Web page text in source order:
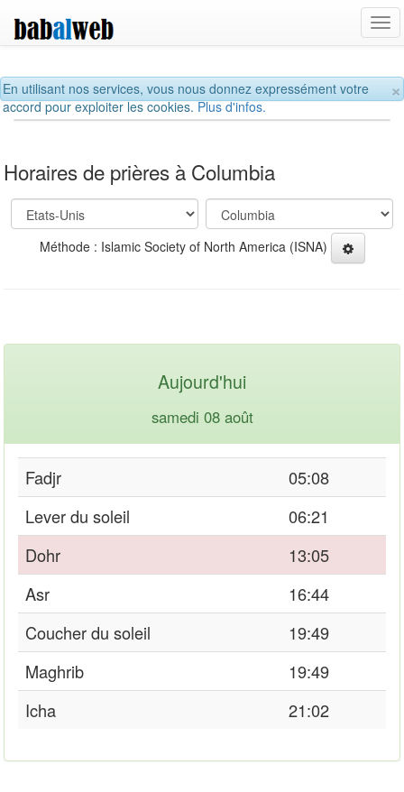
×
En utilisant nos services, vous nous donnez expressément votre
accord pour exploiter les cookies.Plus d'infos.
Horaires de prières à Columbia
Méthode : Islamic Society of North America (ISNA)
Aujourd'hui
samedi 08 août
Fadjr
05:08
Lever du soleil
06:21
Dohr
13:05
Asr
16:44
Coucher du soleil
19:49
Maghrib
19:49
Icha
21:02